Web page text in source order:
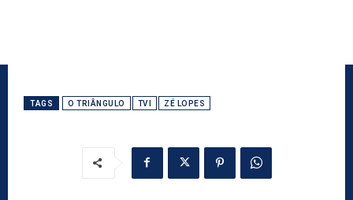
TAGS O TRIÂNGULO TVI ZÉ LOPES